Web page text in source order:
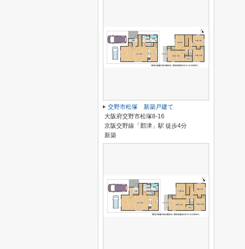
交野市松塚 新築戸建て
大阪府交野市松塚8-16
京阪交野線「郡津」駅 徒歩4分
新築